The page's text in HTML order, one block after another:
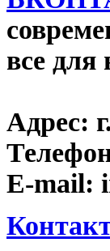
все для
Адрес:
E-mail: